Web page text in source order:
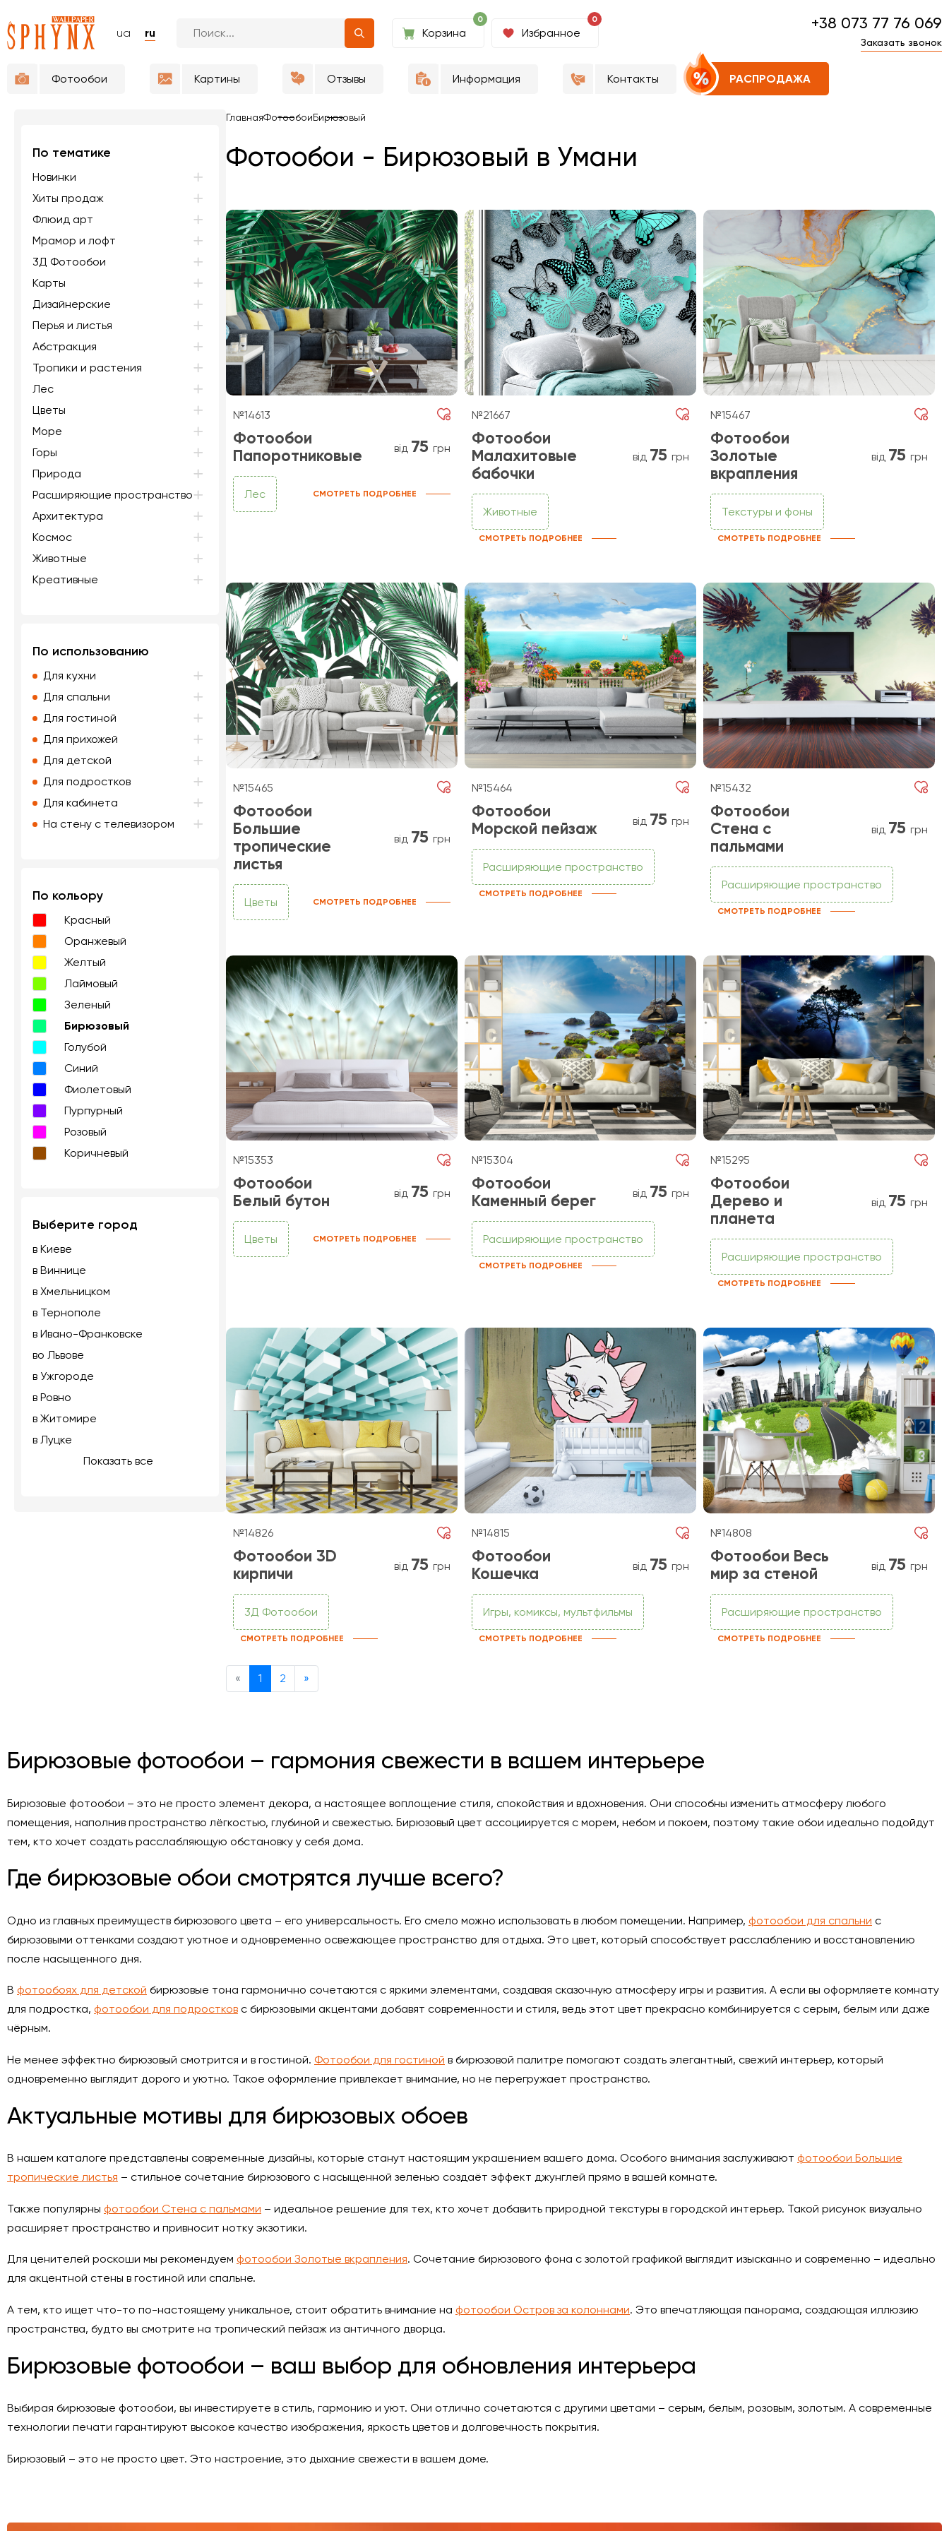
ua ru
0
Корзина
0
Избранное
+38 073 77 76 069
Заказать звонок
Фотообои Картины Отзывы Информация Контакты РАСПРОДАЖА
По тематике
Новинки
Хиты продаж
Флюид арт
Мрамор и лофт
3Д Фотообои
Карты
Дизайнерские
Перья и листья
Абстракция
Тропики и растения
Лес
Цветы
Море
Горы
Природа
Расширяющие пространство
Архитектура
Космос
Животные
Креативные
По использованию
Для кухни
Для спальни
Для гостиной
Для прихожей
Для детской
Для подростков
Для кабинета
На стену с телевизором
По кольору
Красный
Оранжевый
Желтый
Лаймовый
Зеленый
Бирюзовый
Голубой
Синий
Фиолетовый
Пурпурный
Розовый
Коричневый
Выберите город
в Киеве
в Виннице
в Хмельницком
в Тернополе
в Ивано-Франковске
во Львове
в Ужгороде
в Ровно
в Житомире
в Луцке
Показать все
ГлавнаяФотообоиБирюзовый
Фотообои - Бирюзовый в Умани
№14613
Фотообои
Папоротниковые
від 75 грн
Лес СМОТРЕТЬ ПОДРОБНЕЕ
№21667
Фотообои
Малахитовые
бабочки
від 75 грн
Животные
СМОТРЕТЬ ПОДРОБНЕЕ
№15467
Фотообои
Золотые
вкрапления
від 75 грн
Текстуры и фоны
СМОТРЕТЬ ПОДРОБНЕЕ
№15465
Фотообои
Большие
тропические
листья
від 75 грн
Цветы СМОТРЕТЬ ПОДРОБНЕЕ
№15464
Фотообои
Морской пейзаж
від 75 грн
Расширяющие пространство
СМОТРЕТЬ ПОДРОБНЕЕ
№15432
Фотообои
Стена с
пальмами
від 75 грн
Расширяющие пространство
СМОТРЕТЬ ПОДРОБНЕЕ
№15353
Фотообои
Белый бутон
від 75 грн
Цветы СМОТРЕТЬ ПОДРОБНЕЕ
№15304
Фотообои
Каменный берег
від 75 грн
Расширяющие пространство
СМОТРЕТЬ ПОДРОБНЕЕ
№15295
Фотообои
Дерево и
планета
від 75 грн
Расширяющие пространство
СМОТРЕТЬ ПОДРОБНЕЕ
№14826
Фотообои 3D
кирпичи
від 75 грн
3Д Фотообои
СМОТРЕТЬ ПОДРОБНЕЕ
№14815
Фотообои
Кошечка
від 75 грн
Игры, комиксы, мультфильмы
СМОТРЕТЬ ПОДРОБНЕЕ
№14808
Фотообои Весь
мир за стеной
від 75 грн
Расширяющие пространство
СМОТРЕТЬ ПОДРОБНЕЕ
« Previous
1 2 »
Бирюзовые фотообои – гармония свежести в вашем интерьере
Бирюзовые фотообои – это не просто элемент декора, а настоящее воплощение стиля, спокойствия и вдохновения. Они способны изменить атмосферу любого
помещения, наполнив пространство лёгкостью, глубиной и свежестью. Бирюзовый цвет ассоциируется с морем, небом и покоем, поэтому такие обои идеально подойдут
тем, кто хочет создать расслабляющую обстановку у себя дома.
Где бирюзовые обои смотрятся лучше всего?
Одно из главных преимуществ бирюзового цвета – его универсальность. Его смело можно использовать в любом помещении. Например, фотообои для спальни с
бирюзовыми оттенками создают уютное и одновременно освежающее пространство для отдыха. Это цвет, который способствует расслаблению и восстановлению
после насыщенного дня.
В фотообоях для детской бирюзовые тона гармонично сочетаются с яркими элементами, создавая сказочную атмосферу игры и развития. А если вы оформляете комнату
для подростка, фотообои для подростков с бирюзовыми акцентами добавят современности и стиля, ведь этот цвет прекрасно комбинируется с серым, белым или даже
чёрным.
Не менее эффектно бирюзовый смотрится и в гостиной. Фотообои для гостиной в бирюзовой палитре помогают создать элегантный, свежий интерьер, который
одновременно выглядит дорого и уютно. Такое оформление привлекает внимание, но не перегружает пространство.
Актуальные мотивы для бирюзовых обоев
В нашем каталоге представлены современные дизайны, которые станут настоящим украшением вашего дома. Особого внимания заслуживают фотообои Большие
тропические листья – стильное сочетание бирюзового с насыщенной зеленью создаёт эффект джунглей прямо в вашей комнате.
Также популярны фотообои Стена с пальмами – идеальное решение для тех, кто хочет добавить природной текстуры в городской интерьер. Такой рисунок визуально
расширяет пространство и привносит нотку экзотики.
Для ценителей роскоши мы рекомендуем фотообои Золотые вкрапления. Сочетание бирюзового фона с золотой графикой выглядит изысканно и современно – идеально
для акцентной стены в гостиной или спальне.
А тем, кто ищет что-то по-настоящему уникальное, стоит обратить внимание на фотообои Остров за колоннами. Это впечатляющая панорама, создающая иллюзию
пространства, будто вы смотрите на тропический пейзаж из античного дворца.
Бирюзовые фотообои – ваш выбор для обновления интерьера
Выбирая бирюзовые фотообои, вы инвестируете в стиль, гармонию и уют. Они отлично сочетаются с другими цветами – серым, белым, розовым, золотым. А современные
технологии печати гарантируют высокое качество изображения, яркость цветов и долговечность покрытия.
Бирюзовый – это не просто цвет. Это настроение, это дыхание свежести в вашем доме.